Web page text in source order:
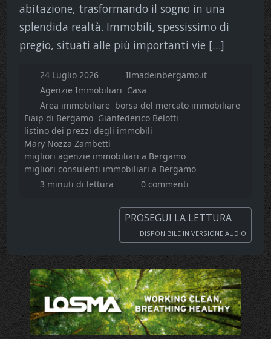
abitazione, trasformando il sogno in una
splendida realtà. Immobili, spessissimo di
pregio, situati alle più importanti vie […]
24 Luglio 2026
Ilmadeinbergamo.it
Agenzie Immobiliari Casa
Area immobiliare borsa del mercato immobiliare
Fiaip di Bergamo Gianfederico Belotti
listino dei prezzi degli immobili
Mary Nozza Zambetti
migliori agenzie immobiliari a Bergamo
migliori consulenti immobiliari a Bergamo
3 minuti di lettura
0 commenti
PROSEGUI LA LETTURA
DISPONIBILE IN VERSIONE AUDIO